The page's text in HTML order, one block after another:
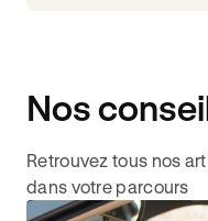
Nos
Retrouvez tous nos
dans votre parcours